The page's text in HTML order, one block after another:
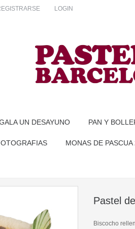
LOGIN
UN DESAYUNO PAN Y
MONAS DE PASCUA
Pastel
Biscocho